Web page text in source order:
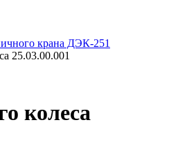
крана ДЭК-251
25.03.00.001
колеса